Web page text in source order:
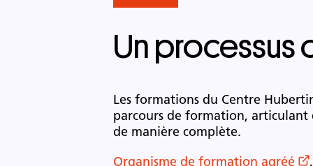
Un processus
Les formations du Centre
parcours de formation,
de manière complète.
Organisme de formation agréé